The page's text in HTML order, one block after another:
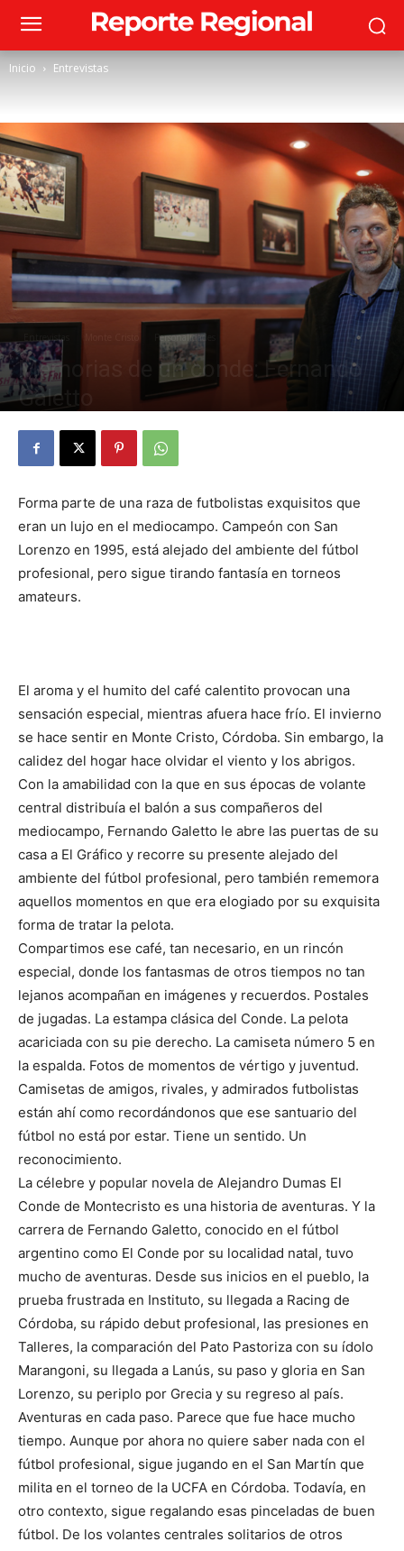
Inicio Entrevistas
Entrevistas Personalidades
Memorias de un conde: Fernando
Galetto
Forma parte de una raza de futbolistas exquisitos que
eran un lujo en el mediocampo. Campeón con San
Lorenzo en 1995, está alejado del ambiente del fútbol
profesional, pero sigue tirando fantasía en torneos
amateurs.
El aroma y el humito del café calentito provocan una
sensación especial, mientras afuera hace frío. El invierno
se hace sentir en Monte Cristo, Córdoba. Sin embargo, la
calidez del hogar hace olvidar el viento y los abrigos.
Con la amabilidad con la que en sus épocas de volante
central distribuía el balón a sus compañeros del
mediocampo, Fernando Galetto le abre las puertas de su
casa a El Gráfico y recorre su presente alejado del
ambiente del fútbol profesional, pero también rememora
aquellos momentos en que era elogiado por su exquisita
forma de tratar la pelota.
Compartimos ese café, tan necesario, en un rincón
especial, donde los fantasmas de otros tiempos no tan
lejanos acompañan en imágenes y recuerdos. Postales
de jugadas. La estampa clásica del Conde. La pelota
acariciada con su pie derecho. La camiseta número 5 en
la espalda. Fotos de momentos de vértigo y juventud.
Camisetas de amigos, rivales, y admirados futbolistas
están ahí como recordándonos que ese santuario del
fútbol no está por estar. Tiene un sentido. Un
reconocimiento.
La célebre y popular novela de Alejandro Dumas El
Conde de Montecristo es una historia de aventuras. Y la
carrera de Fernando Galetto, conocido en el fútbol
argentino como El Conde por su localidad natal, tuvo
mucho de aventuras. Desde sus inicios en el pueblo, la
prueba frustrada en Instituto, su llegada a Racing de
Córdoba, su rápido debut profesional, las presiones en
Talleres, la comparación del Pato Pastoriza con su ídolo
Marangoni, su llegada a Lanús, su paso y gloria en San
Lorenzo, su periplo por Grecia y su regreso al país.
Aventuras en cada paso. Parece que fue hace mucho
tiempo. Aunque por ahora no quiere saber nada con el
fútbol profesional, sigue jugando en el San Martín que
milita en el torneo de la UCFA en Córdoba. Todavía, en
otro contexto, sigue regalando esas pinceladas de buen
fútbol. De los volantes centrales solitarios de otros